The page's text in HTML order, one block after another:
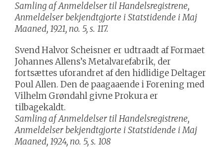
Samling af Anmeldelser til Handelsregistrene,
Anmeldelser bekjendtgjorte i Statstidende i Maj
Maaned, 1921, no. 5, s. 117.
Svend Halvor Scheisner er udtraadt af Formaet
Johannes Allens’s Metalvarefabrik, der
fortsættes uforandret af den hidlidige Deltager
Poul Allen. Den de paagaaende i Forening med
Vilhelm Grøndahl givne Prokura er
tilbagekaldt.
Samling af Anmeldelser til Handelsregistrene,
Anmeldelser bekjendtgjorte i Statstidende i Maj
Maaned, 1924, no. 5, s. 108